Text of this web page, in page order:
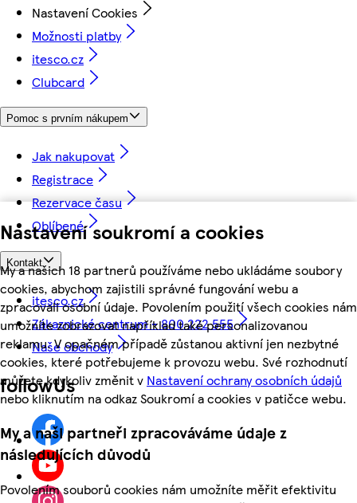
Nastavení soukromí a cookies
My a našich 18 partnerů používáme nebo ukládáme soubory
cookies, abychom zajistili správné fungování webu a
zpracovali osobní údaje. Povolením použití všech cookies nám
umožníte zobrazovat například také personalizovanou
reklamu. V opačném případě zůstanou aktivní jen nezbytné
cookies, které potřebujeme k provozu webu. Své rozhodnutí
můžete kdykoliv změnit v Nastavení ochrany osobních údajů
nebo kliknutím na odkaz Soukromí a cookies v patičce webu.
My a naši partneři zpracováváme údaje z
následujících důvodů
Povolením souborů cookies nám umožníte měřit efektivitu
Nastavení Cookies
Možnosti platby
itesco.cz
Clubcard
Pomoc s prvním nákupem
Jak nakupovat
Registrace
Rezervace času
Oblíbené
Kontakt
itesco.cz
Zákaznické centrum - 800 222 555
Naše obchody
followUs